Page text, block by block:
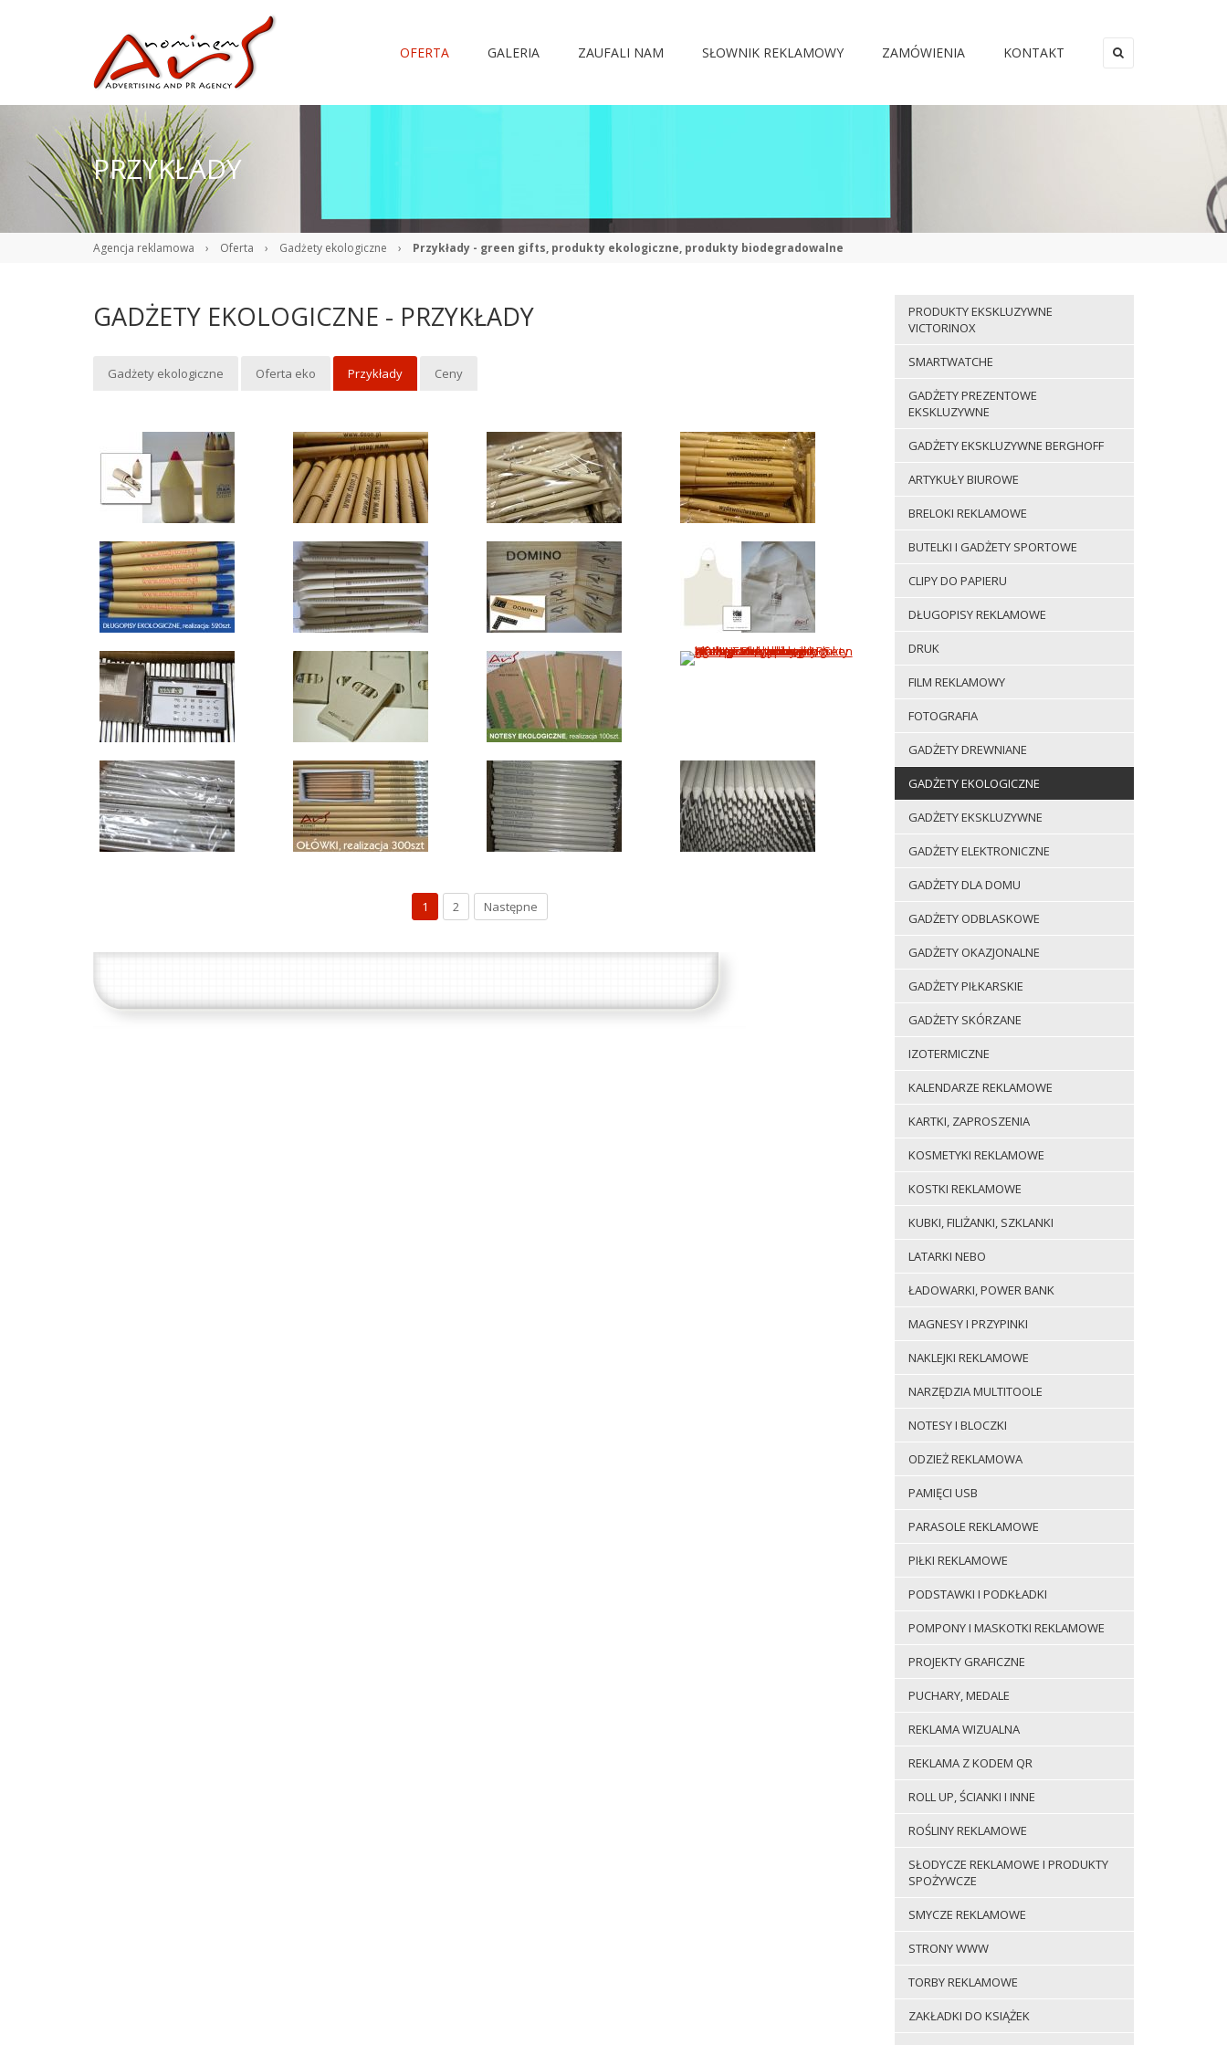
OFERTA GALERIA ZAUFALI NAM SŁOWNIK REKLAMOWY ZAMÓWIENIA KONTAKT
PRZYKŁADY
Agencja reklamowa › Oferta › Gadżety ekologiczne › Przykłady - green gifts, produkty ekologiczne, produkty biodegradowalne
GADŻETY EKOLOGICZNE - PRZYKŁADY
Gadżety ekologiczne Oferta eko Przykłady Ceny
1 2 Następne
PRODUKTY EKSKLUZYWNE
VICTORINOX
SMARTWATCHE
GADŻETY PREZENTOWE
EKSKLUZYWNE
GADŻETY EKSKLUZYWNE BERGHOFF
ARTYKUŁY BIUROWE
BRELOKI REKLAMOWE
BUTELKI I GADŻETY SPORTOWE
CLIPY DO PAPIERU
DŁUGOPISY REKLAMOWE
DRUK
FILM REKLAMOWY
FOTOGRAFIA
GADŻETY DREWNIANE
GADŻETY EKOLOGICZNE
GADŻETY EKSKLUZYWNE
GADŻETY ELEKTRONICZNE
GADŻETY DLA DOMU
GADŻETY ODBLASKOWE
GADŻETY OKAZJONALNE
GADŻETY PIŁKARSKIE
GADŻETY SKÓRZANE
IZOTERMICZNE
KALENDARZE REKLAMOWE
KARTKI, ZAPROSZENIA
KOSMETYKI REKLAMOWE
KOSTKI REKLAMOWE
KUBKI, FILIŻANKI, SZKLANKI
LATARKI NEBO
ŁADOWARKI, POWER BANK
MAGNESY I PRZYPINKI
NAKLEJKI REKLAMOWE
NARZĘDZIA MULTITOOLE
NOTESY I BLOCZKI
ODZIEŻ REKLAMOWA
PAMIĘCI USB
PARASOLE REKLAMOWE
PIŁKI REKLAMOWE
PODSTAWKI I PODKŁADKI
POMPONY I MASKOTKI REKLAMOWE
PROJEKTY GRAFICZNE
PUCHARY, MEDALE
REKLAMA WIZUALNA
REKLAMA Z KODEM QR
ROLL UP, ŚCIANKI I INNE
ROŚLINY REKLAMOWE
SŁODYCZE REKLAMOWE I PRODUKTY
SPOŻYWCZE
SMYCZE REKLAMOWE
STRONY WWW
TORBY REKLAMOWE
ZAKŁADKI DO KSIĄŻEK